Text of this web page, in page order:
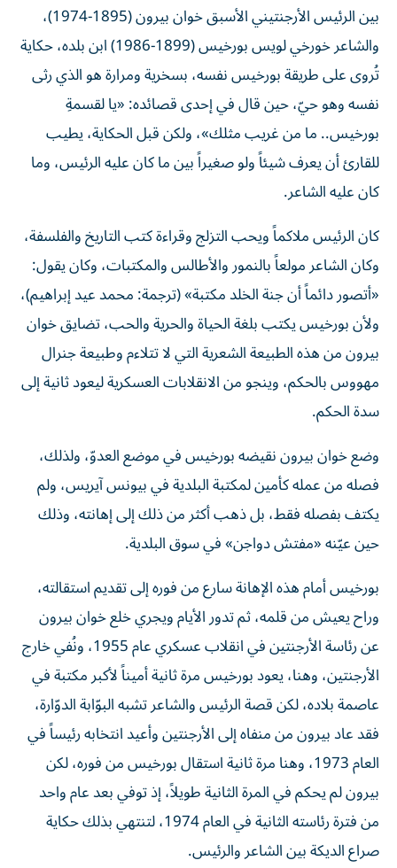
بين الرئيس الأرجنتيني الأسبق خوان بيرون (1895-1974)،
والشاعر خورخي لويس بورخيس (1899-1986) ابن بلده، حكاية
تُروى على طريقة بورخيس نفسه، بسخرية ومرارة هو الذي رثى
نفسه وهو حيّ، حين قال في إحدى قصائده: «يا لقسمةِ
بورخيس.. ما من غريب مثلك»، ولكن قبل الحكاية، يطيب
للقارئ أن يعرف شيئاً ولو صغيراً بين ما كان عليه الرئيس، وما
كان عليه الشاعر.
كان الرئيس ملاكماً ويحب التزلج وقراءة كتب التاريخ والفلسفة،
وكان الشاعر مولعاً بالنمور والأطالس والمكتبات، وكان يقول:
«أتصور دائماً أن جنة الخلد مكتبة» (ترجمة: محمد عيد إبراهيم)،
ولأن بورخيس يكتب بلغة الحياة والحرية والحب، تضايق خوان
بيرون من هذه الطبيعة الشعرية التي لا تتلاءم وطبيعة جنرال
مهووس بالحكم، وينجو من الانقلابات العسكرية ليعود ثانية إلى
سدة الحكم.
وضع خوان بيرون نقيضه بورخيس في موضع العدوّ، ولذلك،
فصله من عمله كأمين لمكتبة البلدية في بيونس آيريس، ولم
يكتف بفصله فقط، بل ذهب أكثر من ذلك إلى إهانته، وذلك
حين عيّنه «مفتش دواجن» في سوق البلدية.
بورخيس أمام هذه الإهانة سارع من فوره إلى تقديم استقالته،
وراح يعيش من قلمه، ثم تدور الأيام ويجري خلع خوان بيرون
عن رئاسة الأرجنتين في انقلاب عسكري عام 1955، ونُفي خارج
الأرجنتين، وهنا، يعود بورخيس مرة ثانية أميناً لأكبر مكتبة في
عاصمة بلاده، لكن قصة الرئيس والشاعر تشبه البوّابة الدوّارة،
فقد عاد بيرون من منفاه إلى الأرجنتين وأعيد انتخابه رئيساً في
العام 1973، وهنا مرة ثانية استقال بورخيس من فوره، لكن
بيرون لم يحكم في المرة الثانية طويلاً، إذ توفي بعد عام واحد
من فترة رئاسته الثانية في العام 1974، لتنتهي بذلك حكاية
صراع الديكة بين الشاعر والرئيس.